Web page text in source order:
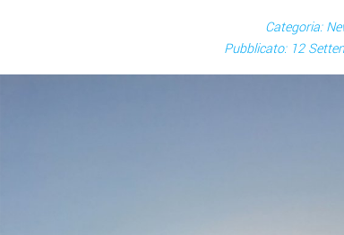
Categoria:
Pubblicato: 12